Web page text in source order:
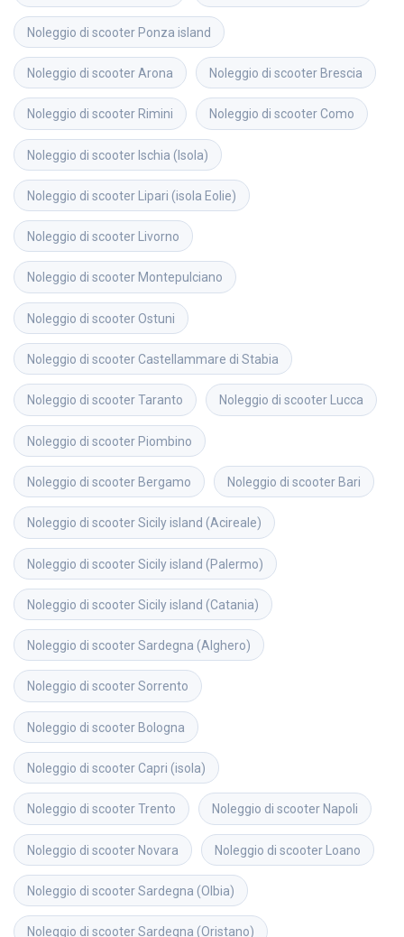
Noleggio di scooter Ponza island
Noleggio di scooter Arona Noleggio di scooter Brescia
Noleggio di scooter Rimini Noleggio di scooterComo
Noleggio di scooterIschia (Isola)
Noleggio di scooter Lipari (isola Eolie)
Noleggio di scooter Livorno
Noleggio di scooter Montepulciano
Noleggio di scooterOstuni
Noleggio di scooterCastellammare di Stabia
Noleggio di scooterTaranto Noleggio di scooter Lucca
Noleggio di scooter Piombino
Noleggio di scooter Bergamo Noleggio di scooter Bari
Noleggio di scooterSicily island (Acireale)
Noleggio di scooterSicily island (Palermo)
Noleggio di scooterSicily island (Catania)
Noleggio di scooterSardegna (Alghero)
Noleggio di scooterSorrento
Noleggio di scooter Bologna
Noleggio di scooterCapri (isola)
Noleggio di scooterTrento Noleggio di scooter Napoli
Noleggio di scooter Novara Noleggio di scooter Loano
Noleggio di scooterSardegna (Olbia)
Noleggio di scooterSardegna (Oristano)